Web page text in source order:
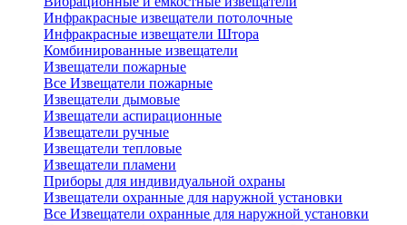
Инфракрасные извещатели потолочные
Инфракрасные извещатели Штора
Комбинированные извещатели
Извещатели пожарные
Все Извещатели пожарные
Извещатели дымовые
Извещатели аспирационные
Извещатели ручные
Извещатели тепловые
Извещатели пламени
Приборы для индивидуальной охраны
Извещатели охранные для наружной установки
Все Извещатели охранные для наружной установки